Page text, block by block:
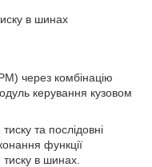
в шинах
через комбінацію
керування кузовом
та послідовні
функції
в шинах.